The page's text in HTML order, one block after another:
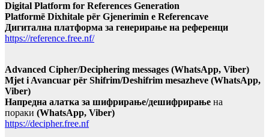
Digital Platform for References Generation
Platformë Dixhitale për Gjenerimin e Referencave
Дигитална платформа за генерирање на референци
https://reference.free.nf/
Advanced Cipher/Deciphering messages (WhatsApp, Viber)
Mjet i Avancuar për Shifrim/Deshifrim mesazheve (WhatsApp,
Viber)
Напредна алатка за шифрирање/дешифрирање на
пораки (WhatsApp, Viber)
https://decipher.free.nf